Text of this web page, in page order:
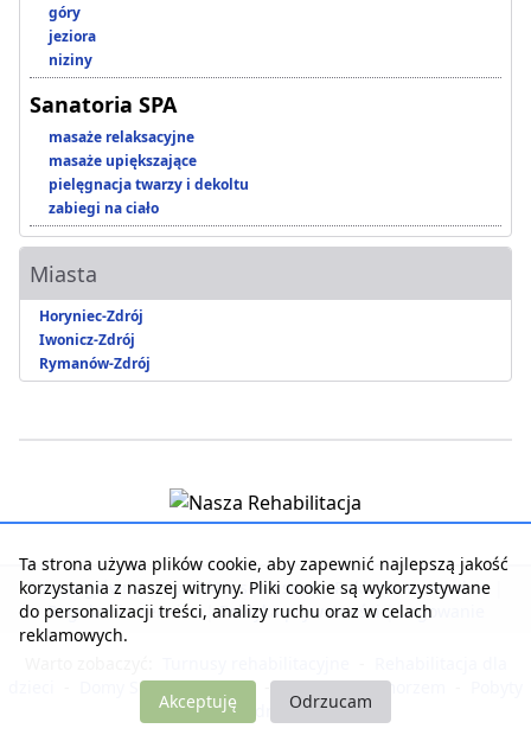
góry
jeziora
niziny
Sanatoria SPA
masaże relaksacyjne
masaże upiększające
pielęgnacja twarzy i dekoltu
zabiegi na ciało
Miasta
Horyniec-Zdrój
Iwonicz-Zdrój
Rymanów-Zdrój
Strona główna | Kontakt z serwisem | Reklama w serwisie
Regulamin serwisu | Polityka prywatności | Logowanie
Domy Seniora i Opieki - Noclegi nad morzem
dla zdrowia
Ta strona używa plików cookie, aby zapewnić najlepszą jakość
korzystania z naszej witryny. Pliki cookie są wykorzystywane
do personalizacji treści, analizy ruchu oraz w celach
reklamowych.
Akceptuję Odrzucam